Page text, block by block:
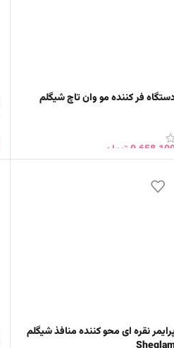
فر کننده مو وان تاچ شیگلم
تومان
نقره ای محو کننده منافذ شیگلم